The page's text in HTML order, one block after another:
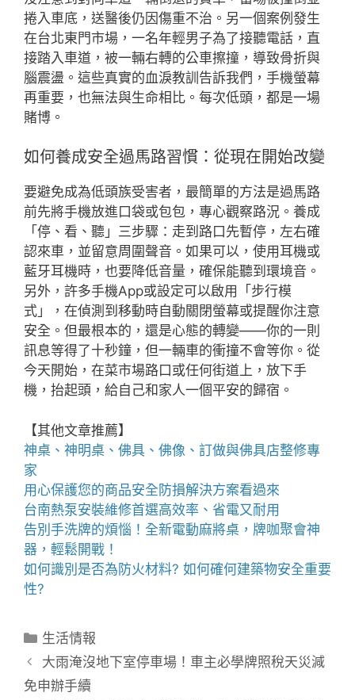
捲入車底，送醫後仍因傷重不治。另一個案例發生
在台北東門市場，一名年輕男子為了接聽電話，直
接踏入車道，被一輛右轉的公車擦撞，導致骨折與
腦震盪。這些真實的血淚教訓告訴我們，手機螢幕
再重要，也無法與生命相比。每次低頭，都是一場
賭博。
如何養成安全過馬路習慣：從現在開始改變
要避免成為低頭族受害者，最簡單的方法是過馬路
前先將手機放進口袋或包包，專心觀察路況。養成
「停、看、聽」三步驟：走到路口先暫停，左右確
認來車，並留意周圍聲音。如果可以，使用耳機或
藍牙耳機時，也要降低音量，確保能聽到環境音。
另外，許多手機App或設定可以啟用「步行模
式」，在偵測到移動時自動關閉螢幕或提醒你注意
安全。但最根本的，還是心態的轉變——你的一則
訊息等得了十秒鐘，但一輛車的衝撞不會等你。從
今天開始，在菜市場路口或任何街道上，放下手
機，抬起頭，給自己和家人一個平安的歸宿。
【其他文章推薦】
神桌、 神明桌 、 佛具 、佛像、訂做與佛具店整修專
家
用心保護您的商品安全防損解決方案看過來
台南熱泵安裝維修首選高效率、省電又耐用
告別手洗牌的煩惱！全新電動麻將桌 ，牌咖聚會神
器，輕鬆開戰！
如何識別是否為防火材料? 如何確何建築物安全重要
性?
分
類
生活情報
大雨淹沒地下室停車場！車主必學牌照稅天災減
免申辦手續